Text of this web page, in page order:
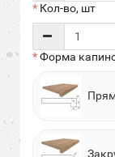
Кол-во, шт
Форма